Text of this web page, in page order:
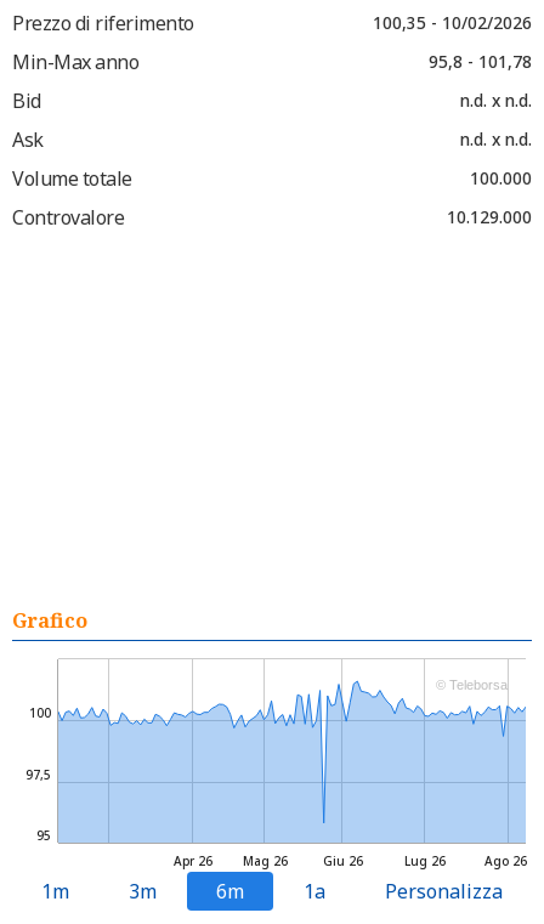
Prezzo di riferimento 100,35 - 10/02/2026
Min-Max anno 95,8 - 101,78
Bid n.d. x n.d.
Ask n.d. x n.d.
Volume totale 100.000
Controvalore 10.129.000
Grafico
Mag 26 Lug 26
Apr 26 Giu 26 Ago 26
95
97,5
100
© Teleborsa
1m 3m 6m 1a Personalizza